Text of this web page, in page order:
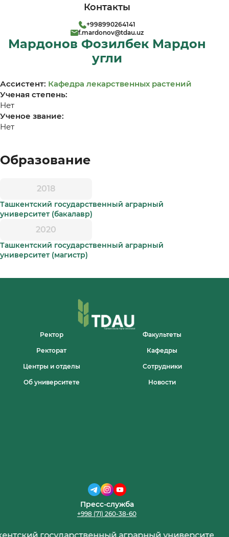
Мардонов Фозилбек Мардон
угли
Ассистент: Кафедра лекарственных растений
Ученая степень:
Нет
Ученое звание:
Нет
Образование
2018
Ташкентский государственный аграрный
университет (бакалавр)
2020
Ташкентский государственный аграрный
университет (магистр)
Контакты
+998990264141
f.mardonov@tdau.uz
Ректор Факультеты
Ректорат Кафедры
Центры и отделы Сотрудники
Об университете Новости
Пресс-служба
+998 (71) 260-38-60